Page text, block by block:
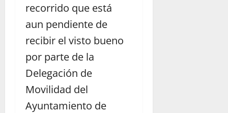
recorrido que está
aun pendiente de
recibir el visto bueno
por parte de la
Delegación de
Movilidad del
Ayuntamiento de